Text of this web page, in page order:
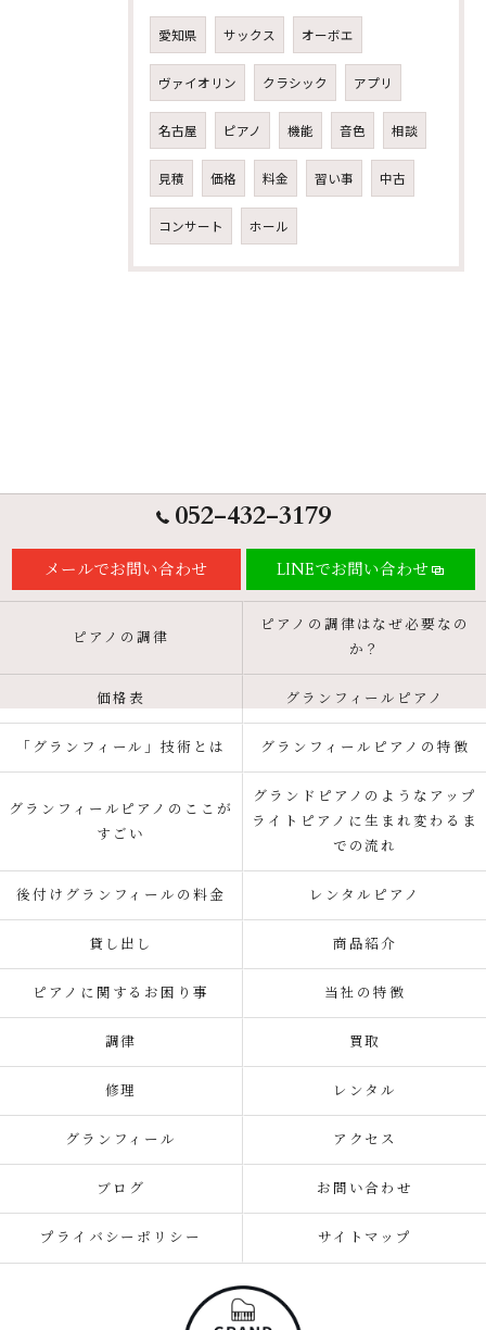
愛知県 サックス オーボエ
ヴァイオリン クラシック アプリ
名古屋 ピアノ 機能 音色 相談
見積 価格 料金 習い事 中古
コンサート ホール
052-432-3179
メールでお問い合わせ LINEでお問い合わせ
ピアノの調律
ピアノの調律はなぜ必要なの
か？
価格表 グランフィールピアノ
「グランフィール」技術とは グランフィールピアノの特徴
グランフィールピアノのここが
すごい
グランドピアノのようなアップ
ライトピアノに生まれ変わるま
での流れ
後付けグランフィールの料金 レンタルピアノ
貸し出し 商品紹介
ピアノに関するお困り事 当社の特徴
調律 買取
修理 レンタル
グランフィール アクセス
ブログ お問い合わせ
プライバシーポリシー サイトマップ